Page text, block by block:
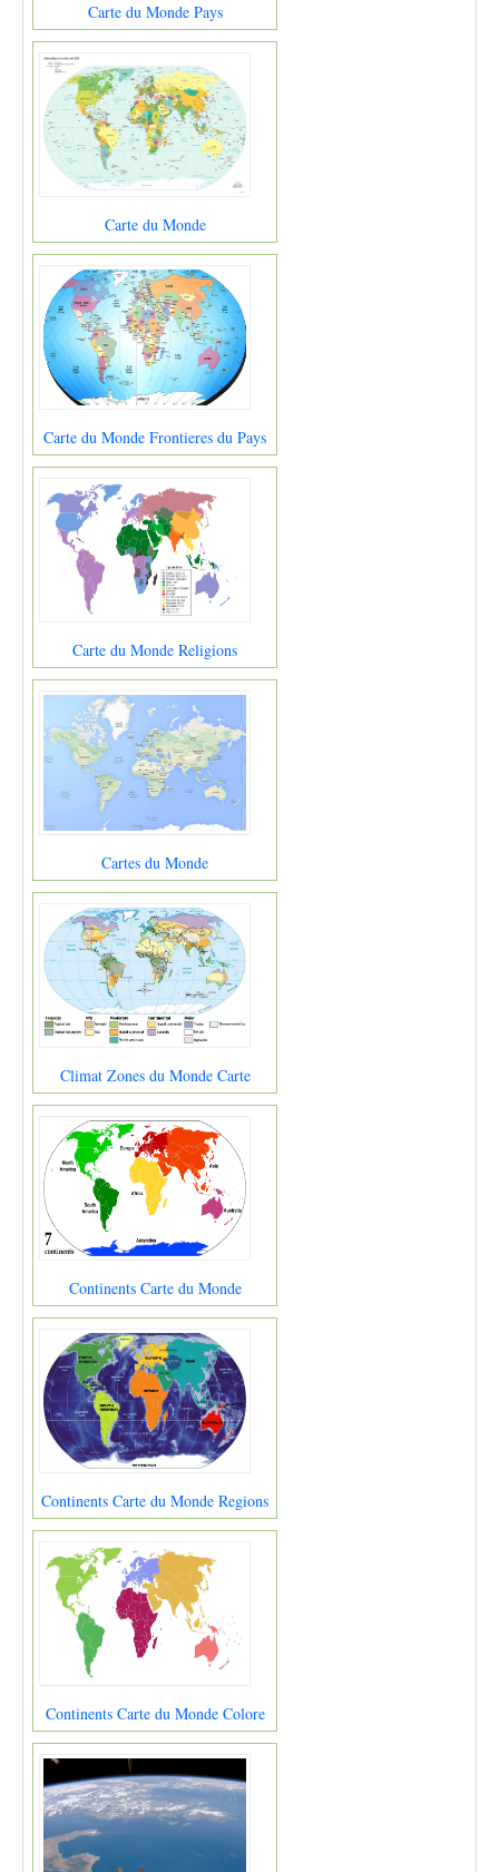
Carte du Monde Pays
Carte du Monde
Carte du Monde Frontieres du Pays
Carte du Monde Religions
Cartes du Monde
Climat Zones du Monde Carte
Continents Carte du Monde
Continents Carte du Monde Regions
Continents Carte du Monde Colore